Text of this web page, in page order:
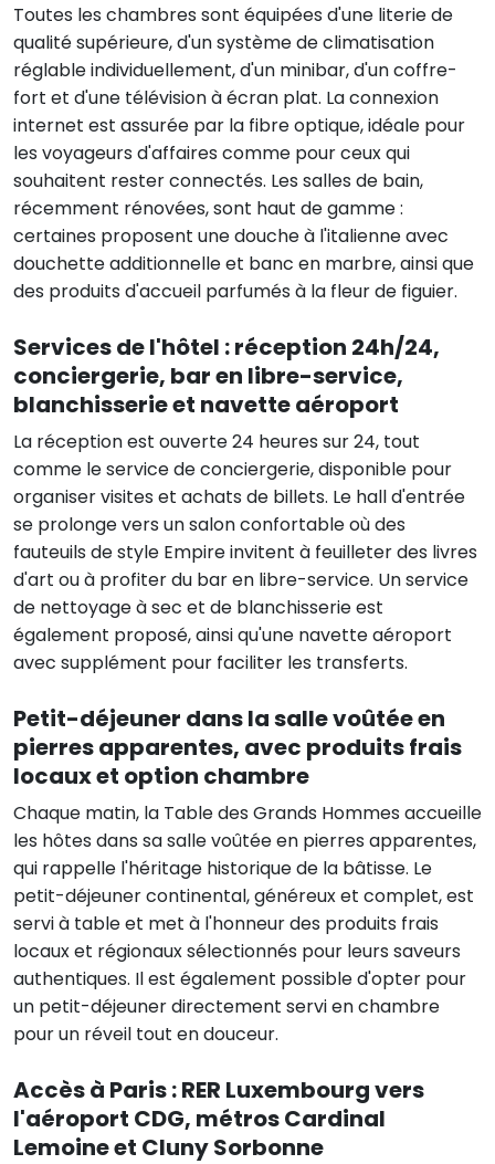
Toutes les chambres sont équipées d'une literie de
qualité supérieure, d'un système de climatisation
réglable individuellement, d'un minibar, d'un coffre-
fort et d'une télévision à écran plat. La connexion
internet est assurée par la fibre optique, idéale pour
les voyageurs d'affaires comme pour ceux qui
souhaitent rester connectés. Les salles de bain,
récemment rénovées, sont haut de gamme :
certaines proposent une douche à l'italienne avec
douchette additionnelle et banc en marbre, ainsi que
des produits d'accueil parfumés à la fleur de figuier.
Services de l'hôtel : réception 24h/24,
conciergerie, bar en libre-service,
blanchisserie et navette aéroport
La réception est ouverte 24 heures sur 24, tout
comme le service de conciergerie, disponible pour
organiser visites et achats de billets. Le hall d'entrée
se prolonge vers un salon confortable où des
fauteuils de style Empire invitent à feuilleter des livres
d'art ou à profiter du bar en libre-service. Un service
de nettoyage à sec et de blanchisserie est
également proposé, ainsi qu'une navette aéroport
avec supplément pour faciliter les transferts.
Petit-déjeuner dans la salle voûtée en
pierres apparentes, avec produits frais
locaux et option chambre
Chaque matin, la Table des Grands Hommes accueille
les hôtes dans sa salle voûtée en pierres apparentes,
qui rappelle l'héritage historique de la bâtisse. Le
petit-déjeuner continental, généreux et complet, est
servi à table et met à l'honneur des produits frais
locaux et régionaux sélectionnés pour leurs saveurs
authentiques. Il est également possible d'opter pour
un petit-déjeuner directement servi en chambre
pour un réveil tout en douceur.
Accès à Paris : RER Luxembourg vers
l'aéroport CDG, métros Cardinal
Lemoine et Cluny Sorbonne